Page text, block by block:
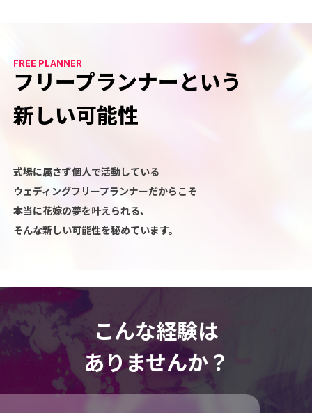
FREE PLANNER
フリープランナーという
新しい可能性
式場に属さず個人で活動している
ウェディングフリープランナーだからこそ
本当に花嫁の夢を叶えられる、
そんな新しい可能性を秘めています。
こんな経験は
ありませんか？